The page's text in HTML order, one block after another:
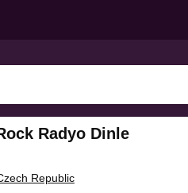
Radyo Dinle
Republic